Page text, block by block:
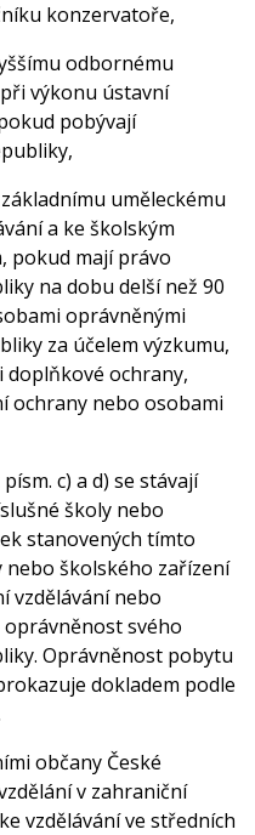
konzervatoře,
odbornému
výkonu ústavní
pobývají
uměleckému
a ke školským
pokud mají právo
na dobu delší než 90
oprávněnými
za účelem výzkumu,
doplňkové ochrany,
ochrany nebo osobami
c) a d) se stávají
školy nebo
stanovených tímto
školského zařízení
vzdělávání nebo
svého
Oprávněnost pobytu
dokladem podle
občany České
v zahraniční
vzdělávání ve středních